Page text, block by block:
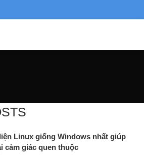
Linux giống Windows nhất giúp
cảm giác quen thuộc